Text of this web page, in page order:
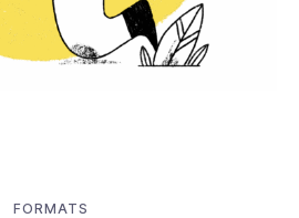
FORMATS